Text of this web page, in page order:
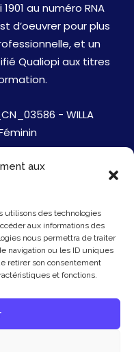
aux
utilisons des technologies
aux informations des
nous permettra de traiter
navigation ou les ID uniques
retirer son consentement
et fonctions.
au numéro RNA
d’oeuvrer pour plus
et un
Qualiopi aux titres
- WILLA
Jobs
Mentions Légales
Politique de cookies
Presse